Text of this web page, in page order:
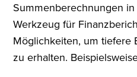
Summenberechnungen
Werkzeug für
Möglichkeiten, um tiefere
zu erhalten.